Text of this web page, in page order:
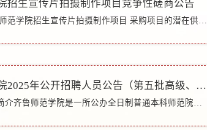
招生宣传片拍摄制作项目竞争性磋商公告
项目概况 齐鲁师范学院招生宣传片拍摄制作项目 采购项目的潜在供应商应在济南市市中区圣贤路国家大学科技园15号楼A座10楼1010获取磋商文件，并于2025年12月29日09点30分（北京时间）前送达响应文件。一、项目基本...
齐鲁师范学院2025年公开招聘人员公告（第五批高级、博士研究生岗位）
一、招聘单位简介齐鲁师范学院是一所公办全日制普通本科师范院校。学校前身是创办于1948年的华东大学教育学院；1949年由山东益都（青州市）迁址至山东济南；1960年更名为山东教育学院；2010年改制更名为齐鲁师范...